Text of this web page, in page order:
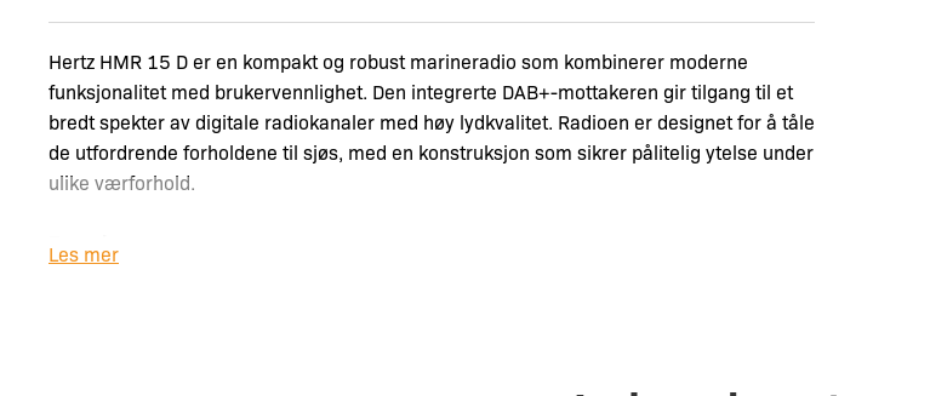
Hertz HMR 15 D er en kompakt og robust marineradio som kombinerer moderne
funksjonalitet med brukervennlighet. Den integrerte DAB+-mottakeren gir tilgang til et
bredt spekter av digitale radiokanaler med høy lydkvalitet. Radioen er designet for å tåle
de utfordrende forholdene til sjøs, med en konstruksjon som sikrer pålitelig ytelse under
ulike værforhold.
– DAB+-mottak for digital radiolytting.
Les mer